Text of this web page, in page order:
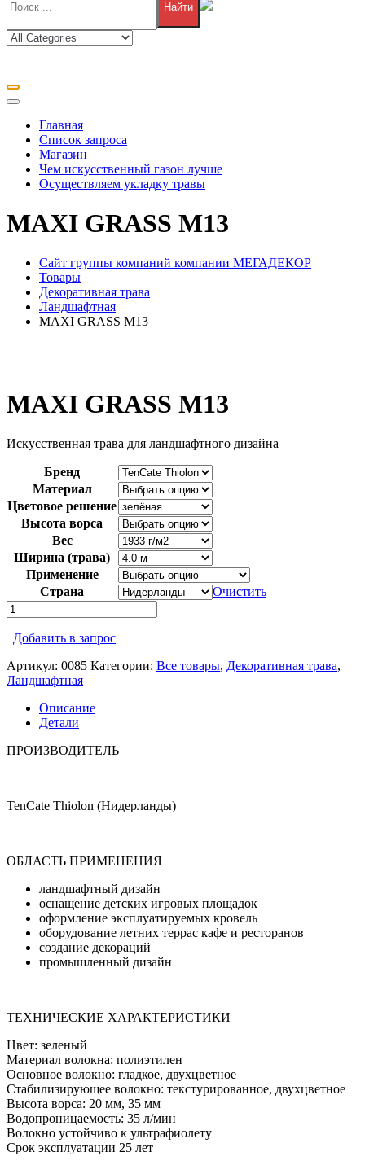
Найти
Главная
Список запроса
Магазин
Чем искусственный газон лучше
Осуществляем укладку травы
MAXI GRASS M13
Сайт группы компаний компании МЕГАДЕКОР
Товары
Декоративная трава
Ландшафтная
MAXI GRASS M13
MAXI GRASS M13
Искусственная трава для ландшафтного дизайна
Бренд
Материал
Цветовое решение
Высота ворса
Вес
Ширина (трава)
Применение
Страна
Очистить
Количество
товара
MAXI
M13
Добавить в запрос
Артикул: 0085 Категории: Все товары, Декоративная трава,
Ландшафтная
Описание
Детали
ПРОИЗВОДИТЕЛЬ
TenCate Thiolon (Нидерланды)
ОБЛАСТЬ ПРИМЕНЕНИЯ
ландшафтный дизайн
оснащение детских игровых площадок
оформление эксплуатируемых кровель
оборудование летних террас кафе и ресторанов
создание декораций
промышленный дизайн
ТЕХНИЧЕСКИЕ ХАРАКТЕРИСТИКИ
Цвет: зеленый
Материал волокна: полиэтилен
Основное волокно: гладкое, двухцветное
Стабилизирующее волокно: текстурированное, двухцветное
Высота ворса: 20 мм, 35 мм
Водопроницаемость: 35 л/мин
Волокно устойчиво к ультрафиолету
Срок эксплуатации 25 лет